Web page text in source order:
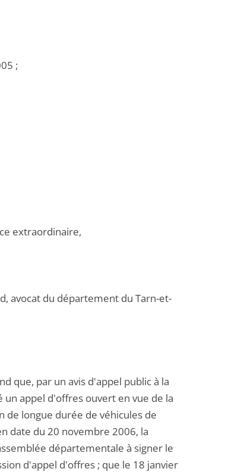
;
extraordinaire,
avocat du département du Tarn-et-
que, par un avis d'appel public à la
appel d'offres ouvert en vue de la
de longue durée de véhicules de
date du 20 novembre 2006, la
départementale à signer le
d'appel d'offres ; que le 18 janvier